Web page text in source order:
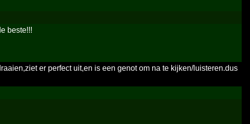
beste!!!
er perfect uit,en is een genot om na te kijken/luisteren.dus